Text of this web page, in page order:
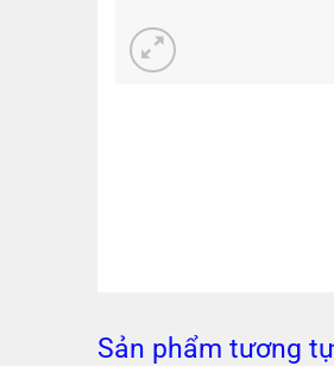
Sản phẩm tương tự